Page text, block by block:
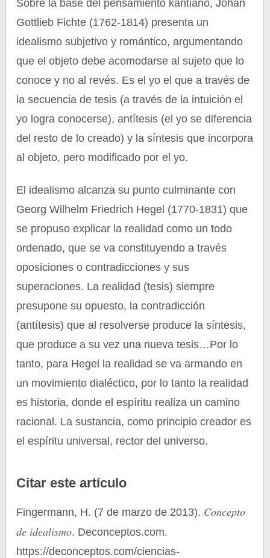
Sobre la base del pensamiento kantiano, Johan
Gottlieb Fichte (1762-1814) presenta un
idealismo subjetivo y romántico, argumentando
que el objeto debe acomodarse al sujeto que lo
conoce y no al revés. Es el yo el que a través de
la secuencia de tesis (a través de la intuición el
yo logra conocerse), antítesis (el yo se diferencia
del resto de lo creado) y la síntesis que incorpora
al objeto, pero modificado por el yo.
El idealismo alcanza su punto culminante con
Georg Wilhelm Friedrich Hegel (1770-1831) que
se propuso explicar la realidad como un todo
ordenado, que se va constituyendo a través
oposiciones o contradicciones y sus
superaciones. La realidad (tesis) siempre
presupone su opuesto, la contradicción
(antítesis) que al resolverse produce la síntesis,
que produce a su vez una nueva tesis…Por lo
tanto, para Hegel la realidad se va armando en
un movimiento dialéctico, por lo tanto la realidad
es historia, donde el espíritu realiza un camino
racional. La sustancia, como principio creador es
el espíritu universal, rector del universo.
Citar este artículo
Fingermann, H. (7 de marzo de 2013). Concepto
de idealismo. Deconceptos.com.
https://deconceptos.com/ciencias-